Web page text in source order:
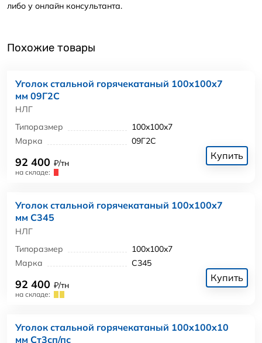
либо у онлайн консультанта.
Похожие товары
Уголок стальной горячекатаный 100x100x7
мм 09Г2С
НЛГ
Типоразмер
100x100x7
Марка
09Г2С
92 400 ₽/тн
на складе:
Купить
Уголок стальной горячекатаный 100x100x7
мм С345
НЛГ
Типоразмер
100x100x7
Марка
С345
92 400 ₽/тн
на складе:
Купить
Уголок стальной горячекатаный 100x100x10
мм Ст3сп/пс